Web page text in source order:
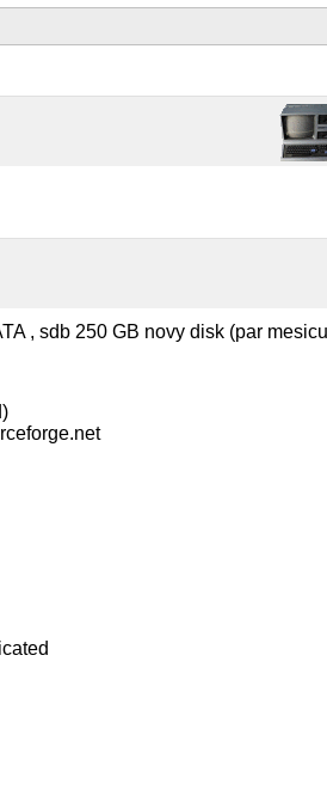
, sdb 250 GB novy disk (par